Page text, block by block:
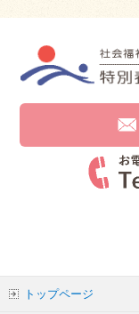
トップページ